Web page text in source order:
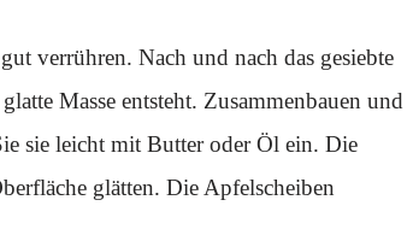
verrühren. Nach und nach das gesiebte
Masse entsteht. Zusammenbauen und
sie leicht mit Butter oder Öl ein. Die
glätten. Die Apfelscheiben